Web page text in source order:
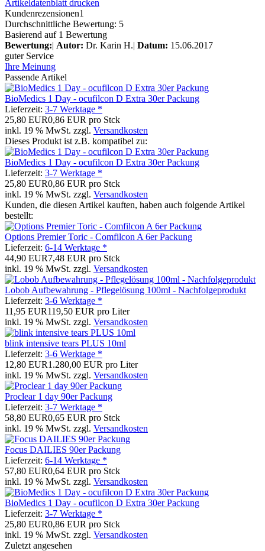
Artikeldatenblatt drucken
Kundenrezensionen1
Durchschnittliche Bewertung: 5
Basierend auf 1 Bewertung
Bewertung:| Autor: Dr. Karin H.| Datum: 15.06.2017
guter Service
Ihre Meinung
Passende Artikel
BioMedics 1 Day - ocufilcon D Extra 30er Packung
Lieferzeit: 3-7 Werktage *
25,80 EUR0,86 EUR pro Stck
inkl. 19 % MwSt. zzgl. Versandkosten
Dieses Produkt ist z.B. kompatibel zu:
BioMedics 1 Day - ocufilcon D Extra 30er Packung
Lieferzeit: 3-7 Werktage *
25,80 EUR0,86 EUR pro Stck
inkl. 19 % MwSt. zzgl. Versandkosten
Kunden, die diesen Artikel kauften, haben auch folgende Artikel
bestellt:
Options Premier Toric - Comfilcon A 6er Packung
Lieferzeit: 6-14 Werktage *
44,90 EUR7,48 EUR pro Stck
inkl. 19 % MwSt. zzgl. Versandkosten
Lobob Aufbewahrung - Pflegelösung 100ml - Nachfolgeprodukt
Lieferzeit: 3-6 Werktage *
11,95 EUR119,50 EUR pro Liter
inkl. 19 % MwSt. zzgl. Versandkosten
blink intensive tears PLUS 10ml
Lieferzeit: 3-6 Werktage *
12,80 EUR1.280,00 EUR pro Liter
inkl. 19 % MwSt. zzgl. Versandkosten
Proclear 1 day 90er Packung
Lieferzeit: 3-7 Werktage *
58,80 EUR0,65 EUR pro Stck
inkl. 19 % MwSt. zzgl. Versandkosten
Focus DAILIES 90er Packung
Lieferzeit: 6-14 Werktage *
57,80 EUR0,64 EUR pro Stck
inkl. 19 % MwSt. zzgl. Versandkosten
BioMedics 1 Day - ocufilcon D Extra 30er Packung
Lieferzeit: 3-7 Werktage *
25,80 EUR0,86 EUR pro Stck
inkl. 19 % MwSt. zzgl. Versandkosten
Zuletzt angesehen